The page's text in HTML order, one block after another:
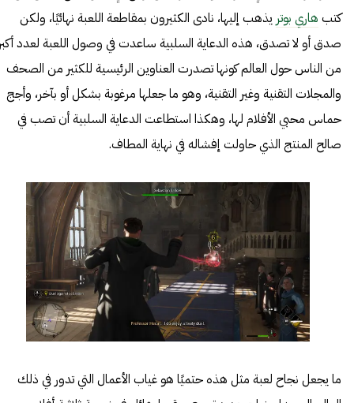
كتب هاري بوتر يذهب إليها، نادى الكثيرون بمقاطعة اللعبة نهائيًا، ولكن
صدق أو لا تصدق، هذه الدعاية السلبية ساعدت في وصول اللعبة لعدد
من الناس حول العالم كونها تصدرت العناوين الرئيسية للكثير من الصحف
والمجلات التقنية وغير التقنية، وهو ما جعلها مرغوبة بشكل أو بآخر، وأجج
حماس محبي الأفلام لها، وهكذا استطاعت الدعاية السلبية أن تصب في
صالح المنتج الذي حاولت إفشاله في نهاية المطاف.
ما يجعل نجاح لعبة مثل هذه حتميًا هو غياب الأعمال التي تدور في ذلك